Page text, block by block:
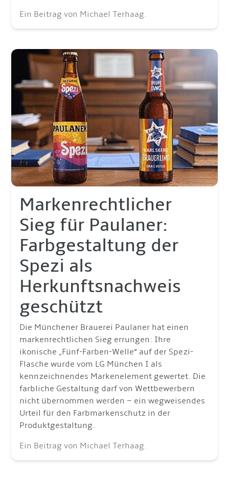
Ein Beitrag von Michael Terhaag.
Markenrechtlicher
Sieg für Paulaner:
Farbgestaltung der
Spezi als
Herkunftsnachweis
geschützt
Die Münchener Brauerei Paulaner hat einen
markenrechtlichen Sieg errungen: Ihre
ikonische „Fünf-Farben-Welle“ auf der Spezi-
Flasche wurde vom LG München I als
kennzeichnendes Markenelement gewertet. Die
farbliche Gestaltung darf von Wettbewerbern
nicht übernommen werden – ein wegweisendes
Urteil für den Farbmarkenschutz in der
Produktgestaltung.
Ein Beitrag von Michael Terhaag.